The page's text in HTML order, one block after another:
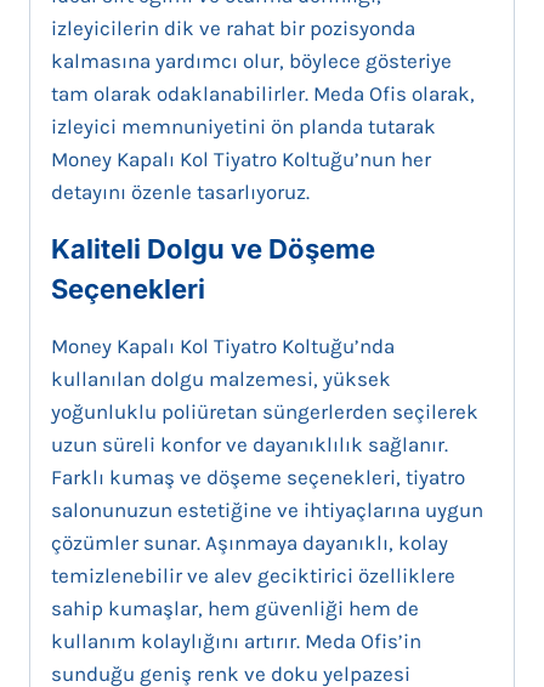
izleyicilerin dik ve rahat bir pozisyonda
kalmasına yardımcı olur, böylece gösteriye
tam olarak odaklanabilirler. Meda Ofis olarak,
izleyici memnuniyetini ön planda tutarak
Money Kapalı Kol Tiyatro Koltuğu’nun her
detayını özenle tasarlıyoruz.
Kaliteli Dolgu ve Döşeme
Seçenekleri
Money Kapalı Kol Tiyatro Koltuğu’nda
kullanılan dolgu malzemesi, yüksek
yoğunluklu poliüretan süngerlerden seçilerek
uzun süreli konfor ve dayanıklılık sağlanır.
Farklı kumaş ve döşeme seçenekleri, tiyatro
salonunuzun estetiğine ve ihtiyaçlarına uygun
çözümler sunar. Aşınmaya dayanıklı, kolay
temizlenebilir ve alev geciktirici özelliklere
sahip kumaşlar, hem güvenliği hem de
kullanım kolaylığını artırır. Meda Ofis’in
sunduğu geniş renk ve doku yelpazesi